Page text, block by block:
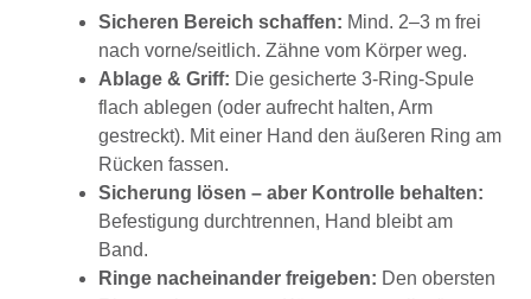
Sicheren Bereich schaffen: Mind. 2–3 m frei
nach vorne/seitlich. Zähne vom Körper weg.
Ablage & Griff: Die gesicherte 3-Ring-Spule
flach ablegen (oder aufrecht halten, Arm
gestreckt). Mit einer Hand den äußeren Ring am
Rücken fassen.
Sicherung lösen – aber Kontrolle behalten:
Befestigung durchtrennen, Hand bleibt am
Band.
Ringe nacheinander freigeben: Den obersten